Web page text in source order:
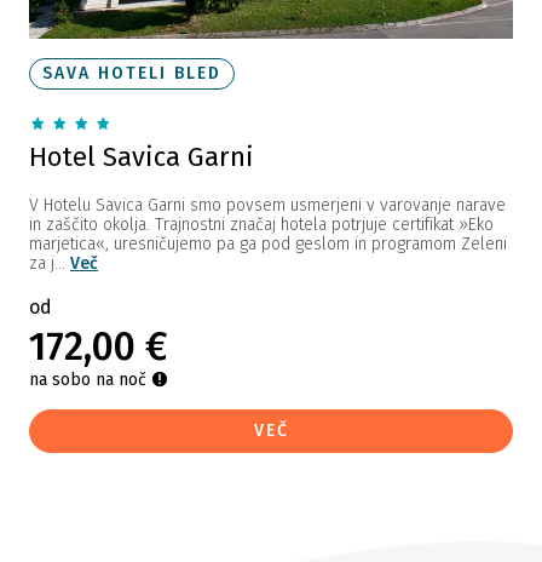
SAVA HOTELI BLED
Hotel Savica Garni
V Hotelu Savica Garni smo povsem usmerjeni v varovanje narave
in zaščito okolja. Trajnostni značaj hotela potrjuje certifikat »Eko
marjetica«, uresničujemo pa ga pod geslom in programom Zeleni
za j... Več
od
172,00 €
na sobo na noč
VEČ